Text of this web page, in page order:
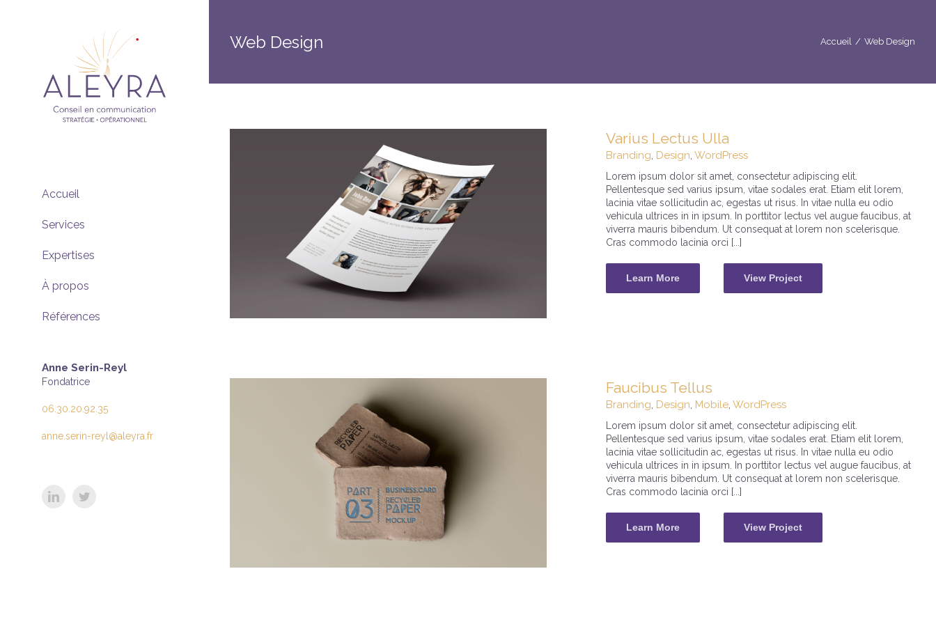
Accueil
Services
Expertises
À propos
Références
Anne Serin-Reyl
Fondatrice
06.30.20.92.35
anne.serin-reyl@aleyra.fr
LinkedIn
Web Design Accueil / Web Design
Varius Lectus Ulla
Branding, Design, WordPress
Lorem ipsum dolor sit amet, consectetur adipiscing elit.
Pellentesque sed varius ipsum, vitae sodales erat. Etiam elit lorem,
lacinia vitae sollicitudin ac, egestas ut risus. In vitae nulla eu odio
vehicula ultrices in in ipsum. In porttitor lectus vel augue faucibus, at
viverra mauris bibendum. Ut consequat at lorem non scelerisque.
Cras commodo lacinia orci [...]
Learn More View Project
Faucibus Tellus
Branding, Design, Mobile, WordPress
Lorem ipsum dolor sit amet, consectetur adipiscing elit.
Pellentesque sed varius ipsum, vitae sodales erat. Etiam elit lorem,
lacinia vitae sollicitudin ac, egestas ut risus. In vitae nulla eu odio
vehicula ultrices in in ipsum. In porttitor lectus vel augue faucibus, at
viverra mauris bibendum. Ut consequat at lorem non scelerisque.
Cras commodo lacinia orci [...]
Learn More View Project